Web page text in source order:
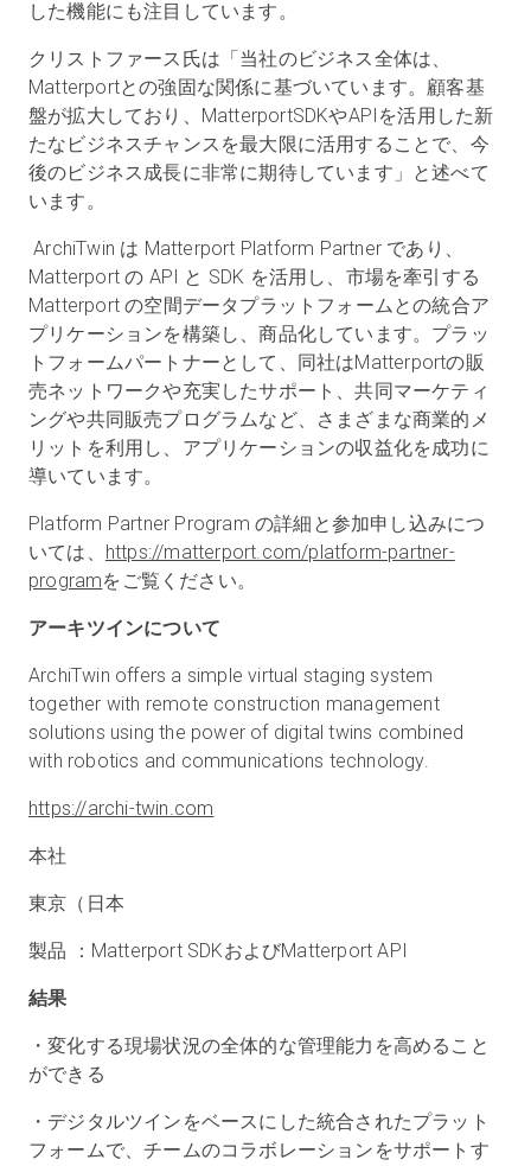
した機能にも注目しています。
クリストファース氏は「当社のビジネス全体は、
Matterportとの強固な関係に基づいています。顧客基
盤が拡大しており、MatterportSDKやAPIを活用した新
たなビジネスチャンスを最大限に活用することで、今
後のビジネス成長に非常に期待しています」と述べて
います。
ArchiTwin は Matterport Platform Partner であり、
Matterport の API と SDK を活用し、市場を牽引する
Matterport の空間データプラットフォームとの統合ア
プリケーションを構築し、商品化しています。プラッ
トフォームパートナーとして、同社はMatterportの販
売ネットワークや充実したサポート、共同マーケティ
ングや共同販売プログラムなど、さまざまな商業的メ
リットを利用し、アプリケーションの収益化を成功に
導いています。
Platform Partner Program の詳細と参加申し込みにつ
いては、 https://matterport.com/platform-partner-
programをご覧ください。
アーキツインについて
ArchiTwin offers a simple virtual staging system
together with remote construction management
solutions using the power of digital twins combined
with robotics and communications technology.
https://archi-twin.com
本社
東京（日本
製品 ：Matterport SDKおよびMatterport API
結果
・変化する現場状況の全体的な管理能力を高めること
ができる
・デジタルツインをベースにした統合されたプラット
フォームで、チームのコラボレーションをサポートす